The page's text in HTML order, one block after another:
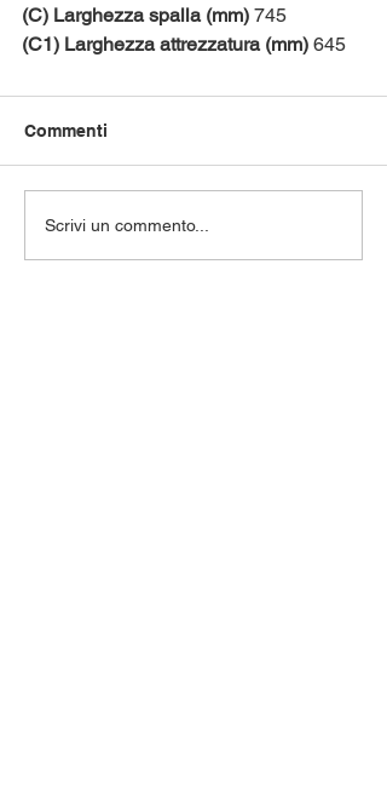
(C) Larghezza spalla (mm) 745
(C1) Larghezza attrezzatura (mm) 645
Commenti
Scrivi un commento...